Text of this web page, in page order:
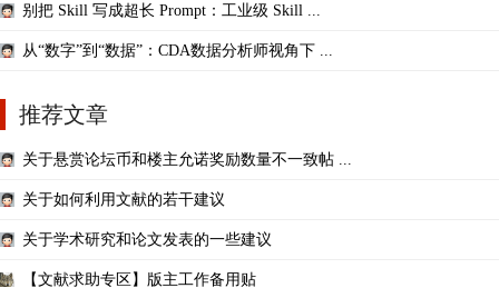
别把 Skill 写成超长 Prompt：工业级 Skill ...
从“数字”到“数据”：CDA数据分析师视角下 ...
推荐文章
关于悬赏论坛币和楼主允诺奖励数量不一致帖 ...
关于如何利用文献的若干建议
关于学术研究和论文发表的一些建议
【文献求助专区】版主工作备用贴